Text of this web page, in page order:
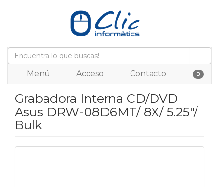
Menú Acceso Contacto 0
Grabadora Interna CD/DVD
Asus DRW-08D6MT/ 8X/ 5.25"/
Bulk